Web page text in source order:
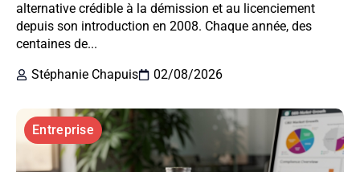
alternative crédible à la démission et au licenciement
depuis son introduction en 2008. Chaque année, des
centaines de...
Stéphanie Chapuis
02/08/2026
Entreprise